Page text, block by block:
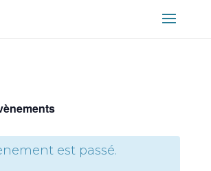
est passé.